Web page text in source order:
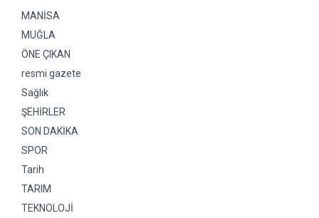
MANİSA
MUĞLA
ÖNE ÇIKAN
resmi gazete
Sağlık
ŞEHİRLER
SON DAKİKA
SPOR
Tarih
TARIM
TEKNOLOJİ